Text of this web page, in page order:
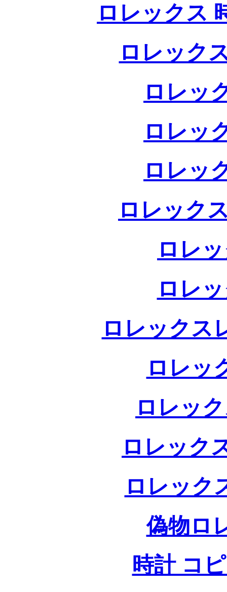
ロレックス
ロレック
ロレッ
ロレッ
ロレッ
ロレック
ロレ
ロレ
ロレックス
ロレッ
ロレッ
ロレック
ロレック
偽物ロ
時計 コ